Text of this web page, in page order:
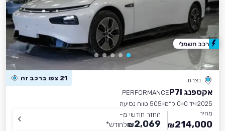
נצרת 21 צפו ברכב זה
אקספנג P7I
PERFORMANCE
2025 יד 0 0 ק״מ
505 טווח נסיעה
מחיר
214,000
₪
החזר חודשי מ-
2,069
₪לחודש*
רכב חשמלי